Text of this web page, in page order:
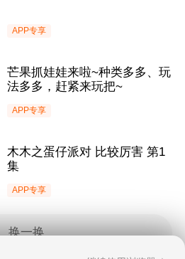
APP专享
芒果抓娃娃来啦~种类多多、玩
法多多，赶紧来玩把~
APP专享
木木之蛋仔派对 比较厉害 第1
集
APP专享
换一换